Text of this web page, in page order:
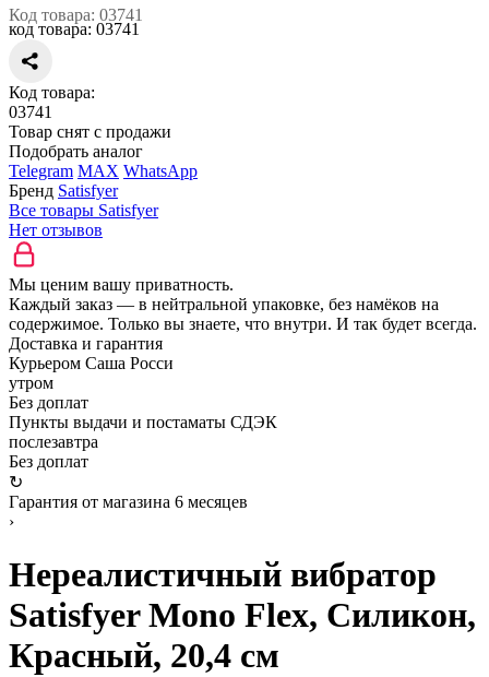
Код товара: 03741
код товара: 03741
Код товара:
03741
Товар снят с продажи
Подобрать аналог
Telegram MAX WhatsApp
Бренд Satisfyer
Все товары Satisfyer
Нет отзывов
Мы ценим вашу приватность.
Каждый заказ — в нейтральной упаковке, без намёков на
содержимое. Только вы знаете, что внутри. И так будет всегда.
Доставка и гарантия
Курьером Саша Росси
утром
Без доплат
Пункты выдачи и постаматы СДЭК
послезавтра
Без доплат
↻
Гарантия от магазина 6 месяцев
›
Нереалистичный вибратор
Satisfyer Mono Flex, Силикон,
Красный, 20,4 см